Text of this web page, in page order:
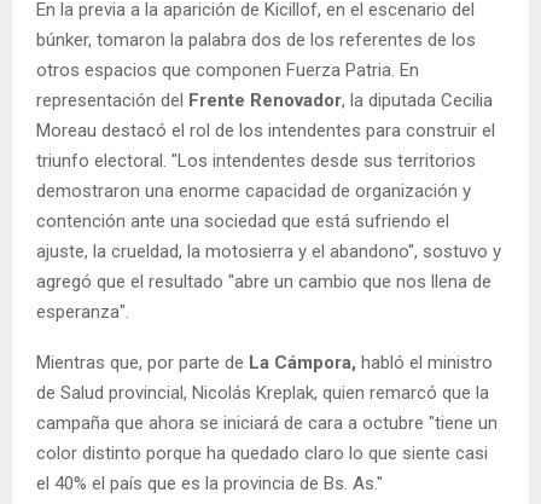
En la previa a la aparición de Kicillof, en el escenario del
búnker, tomaron la palabra dos de los referentes de los
otros espacios que componen Fuerza Patria. En
representación del Frente Renovador, la diputada Cecilia
Moreau destacó el rol de los intendentes para construir el
triunfo electoral. "Los intendentes desde sus territorios
demostraron una enorme capacidad de organización y
contención ante una sociedad que está sufriendo el
ajuste, la crueldad, la motosierra y el abandono", sostuvo y
agregó que el resultado "abre un cambio que nos llena de
esperanza".
Mientras que, por parte de La Cámpora, habló el ministro
de Salud provincial, Nicolás Kreplak, quien remarcó que la
campaña que ahora se iniciará de cara a octubre "tiene un
color distinto porque ha quedado claro lo que siente casi
el 40% el país que es la provincia de Bs. As."